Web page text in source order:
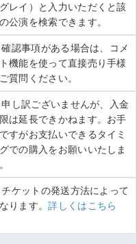
グレイ）と入力いただくと該
公演を検索できます。
認事項がある場合は、コメ
機能を使って直接売り手様
質問ください。
し訳ございませんが、入金
は延長できかねます。お手
すがお支払いできるタイミ
での購入をお願いいたしま
ケットの発送方法によって
ります。詳しくはこちら